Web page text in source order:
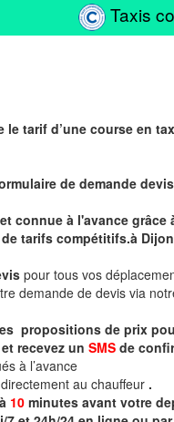
Taxis
tarif d’une course en
de demande
connue à l'avance
tarifs compétitifs.à
pour tous vos
demande de devis via
propositions de prix
recevez un SMS de
à l’avance
au chauffeur .
10 minutes avant votre